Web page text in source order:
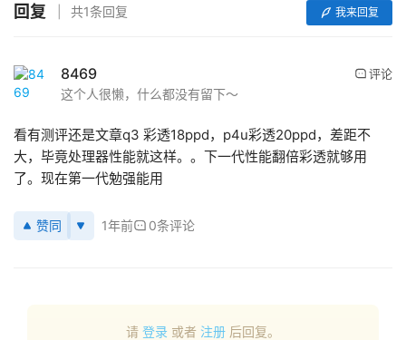
首
页
行
业
回复 共1条回复 我来回复
8469
这个人很懒，什么都没有留下～
评论
看有测评还是文章q3 彩透18ppd，p4u彩透20ppd，差距不
大，毕竟处理器性能就这样。。下一代性能翻倍彩透就够用
了。现在第一代勉强能用
赞同 1年前 0条评论
请 登录 或者 注册 后回复。